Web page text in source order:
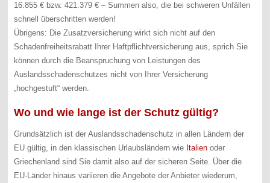
16.855 € bzw. 421.379 € – Summen also, die bei schweren Unfällen
schnell überschritten werden!
Übrigens: Die Zusatzversicherung wirkt sich nicht auf den
Schadenfreiheitsrabatt Ihrer Haftpflichtversicherung aus, sprich Sie
können durch die Beanspruchung von Leistungen des
Auslandsschadenschutzes nicht von Ihrer Versicherung
„hochgestuft“ werden.
Wo und wie lange ist der Schutz gültig?
Grundsätzlich ist der Auslandsschadenschutz in allen Ländern der
EU gültig, in den klassischen Urlaubsländern wie Italien oder
Griechenland sind Sie damit also auf der sicheren Seite. Über die
EU-Länder hinaus variieren die Angebote der Anbieter wiederum,